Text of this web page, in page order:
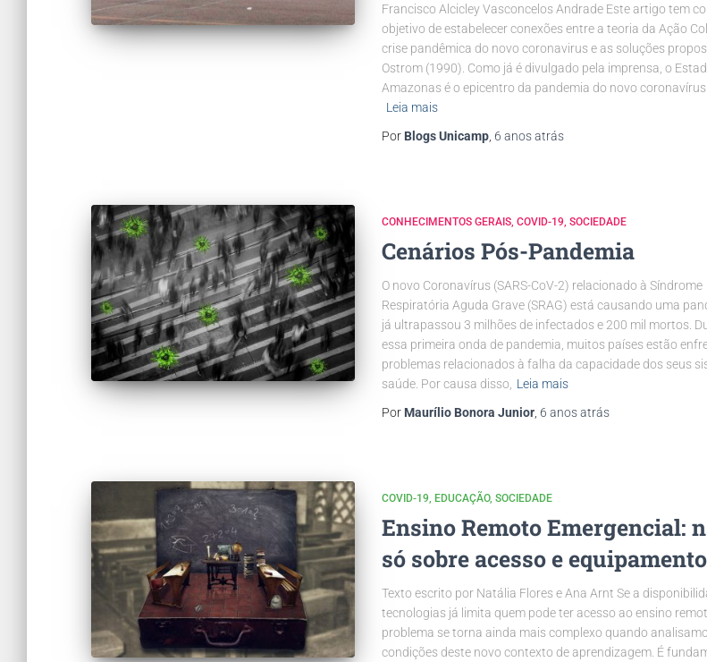
Francisco Alcicley Vasconcelos Andrade Este artigo tem
objetivo de estabelecer conexões entre a teoria da Ação
crise pandêmica do novo coronavirus e as soluções
Ostrom (1990). Como já é divulgado pela imprensa, o
Amazonas é o epicentro da pandemia do novo coronavírus
Leia mais
Por Blogs Unicamp 6 anosatrás
CONHECIMENTOS GERAIS COVID-19 SOCIEDADE
Cenários Pós-Pandemia
O novo Coronavírus (SARS-CoV-2) relacionado à Síndrome
Respiratória Aguda Grave (SRAG) está causando uma
já ultrapassou 3 milhões de infectados e 200 mil mortos.
essa primeira onda de pandemia, muitos países estão
problemas relacionados à falha da capacidade dos seus
saúde. Por causa disso,
Leia mais
Por Maurílio Bonora Junior 6 anosatrás
COVID-19 EDUCAÇÃO SOCIEDADE
Ensino Remoto Emergencial:
só sobre acesso e
Texto escrito por Natália Flores e Ana Arnt Se a
tecnologias já limita quem pode ter acesso ao ensino
problema se torna ainda mais complexo quando
condições deste novo contexto de aprendizagem. É